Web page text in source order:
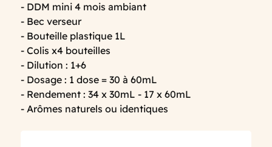
- DDM mini 4 mois ambiant
- Bec verseur
- Bouteille plastique 1L
- Colis x4 bouteilles
- Dilution : 1+6
- Dosage : 1 dose = 30 à 60mL
- Rendement : 34 x 30mL - 17 x 60mL
- Arômes naturels ou identiques